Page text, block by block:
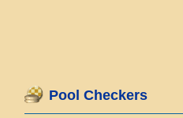
Pool Checkers